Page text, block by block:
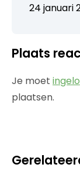
24 januari
Plaats
Je moet
plaatsen.